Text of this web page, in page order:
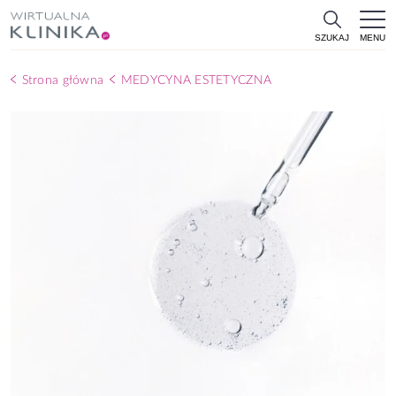
SZUKAJ MENU
Strona główna MEDYCYNA ESTETYCZNA